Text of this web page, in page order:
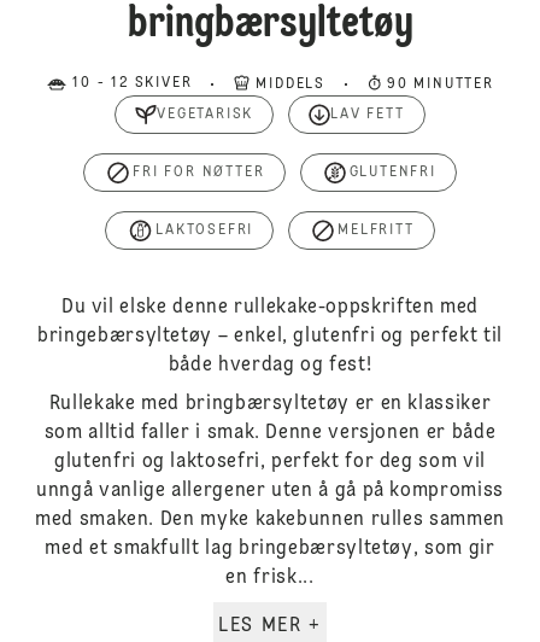
bringbærsyltetøy
10 - 12 SKIVER MIDDELS 90 MINUTTER
VEGETARISK LAV FETT
FRI FOR NØTTER GLUTENFRI
LAKTOSEFRI MELFRITT
Du vil elske denne rullekake-oppskriften med
bringebærsyltetøy – enkel, glutenfri og perfekt til
både hverdag og fest!
Rullekake med bringbærsyltetøy er en klassiker
som alltid faller i smak. Denne versjonen er både
glutenfri og laktosefri, perfekt for deg som vil
unngå vanlige allergener uten å gå på kompromiss
med smaken. Den myke kakebunnen rulles sammen
med et smakfullt lag bringebærsyltetøy, som gir
en frisk...
LES MER +